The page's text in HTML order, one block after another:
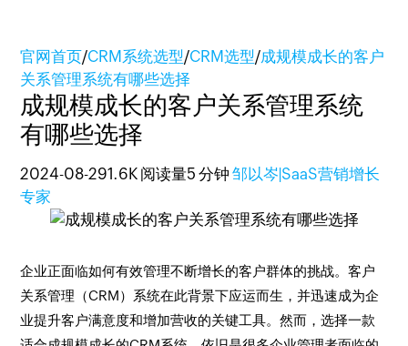
官网首页/CRM系统选型/CRM选型/成规模成长的客户
关系管理系统有哪些选择
成规模成长的客户关系管理系统
有哪些选择
2024-08-291.6K 阅读量5 分钟 邹以岑|SaaS营销增长
专家
企业正面临如何有效管理不断增长的客户群体的挑战。客户
关系管理（CRM）系统在此背景下应运而生，并迅速成为企
业提升客户满意度和增加营收的关键工具。然而，选择一款